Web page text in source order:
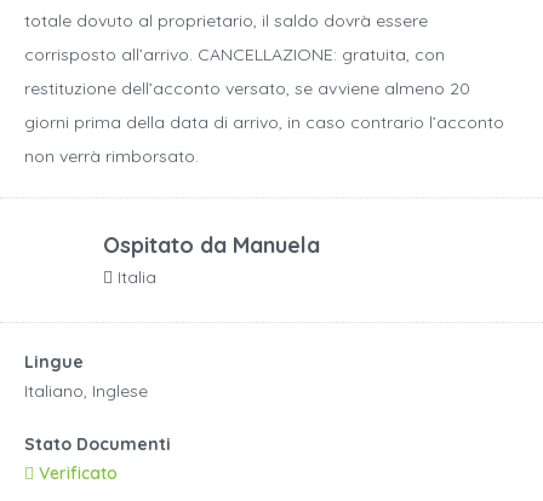
totale dovuto al proprietario, il saldo dovrà essere
corrisposto all’arrivo. CANCELLAZIONE: gratuita, con
restituzione dell’acconto versato, se avviene almeno 20
giorni prima della data di arrivo, in caso contrario l’acconto
non verrà rimborsato.
Ospitato da Manuela
Italia
Lingue
Italiano, Inglese
Stato Documenti
Verificato